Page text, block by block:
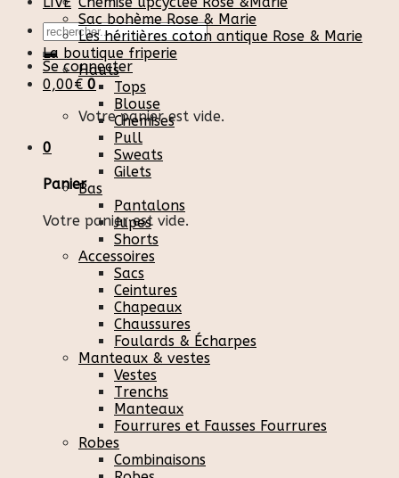
Recherche
pour :
Se connecter
0,00€ 0
Votre panier est vide.
0
Panier
Votre panier est vide.
Sac bohème Rose & Marie
Les héritières coton antique Rose & Marie
La boutique friperie
Hauts
Tops
Blouse
Chemises
Pull
Sweats
Gilets
Bas
Pantalons
Jupes
Shorts
Accessoires
Sacs
Ceintures
Chapeaux
Chaussures
Foulards & Écharpes
Manteaux & vestes
Vestes
Trenchs
Manteaux
Fourrures et Fausses Fourrures
Robes
Combinaisons